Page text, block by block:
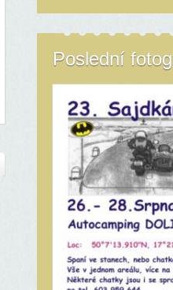
Poslední